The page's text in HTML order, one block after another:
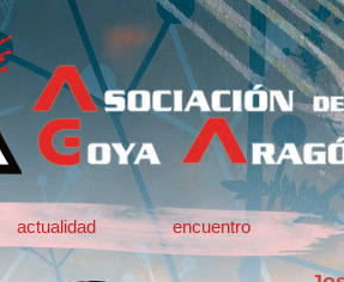
actualidad encuentro